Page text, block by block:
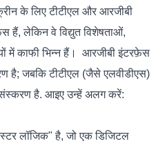
के लिए टीटीएल और आरजीबी
हैं, लेकिन वे विद्युत विशेषताओं,
में काफी भिन्न हैं। आरजीबी इंटरफ़ेस
है; जबकि टीटीएल (जैसे एलवीडीएस)
है. आइए उन्हें अलग करें:
लॉजिक" है, जो एक डिजिटल